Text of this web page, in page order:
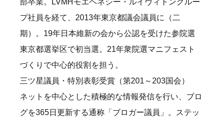
プ社員を経て、2013年東京都議会議員に（二
期）。19年日本維新の会から公認を受けた参院選
東京都選挙区で初当選。21年衆院選マニフェスト
づくりで中心的役割を担う。
三ツ星議員・特別表彰受賞（第201～203国会）
ネットを中心とした積極的な情報発信を行い、ブロ
グを365日更新する通称「ブロガー議員」。ステッ